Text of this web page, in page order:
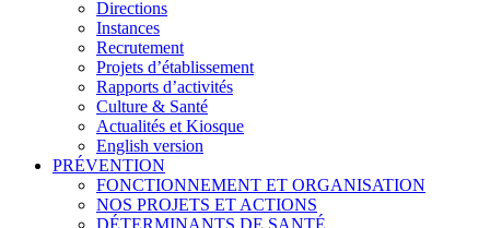
Directions
Instances
Recrutement
Projets d’établissement
Rapports d’activités
Culture & Santé
Actualités et Kiosque
English version
PRÉVENTION
FONCTIONNEMENT ET ORGANISATION
NOS PROJETS ET ACTIONS
DÉTERMINANTS DE SANTÉ